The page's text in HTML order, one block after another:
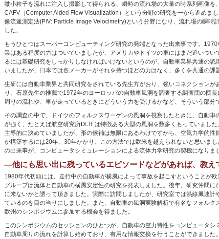
微小粒子を流れに注入し撮影して得られる、瞬時の流れ場の大量の時系列画像を
CAFV（Computer Aided Flow Visualization）という分野の研究を一から進めま
像流速測定法(PIV: Particle Image Velocimetry)という分野になり、流れ場の瞬時
した。
もうひとつはスーパーコンピューティング研究の発端となった出来事です。
業はある程度の力はついていましたが、アメリカやドイツの車にはまだ追いつい
るには基礎研究をしっかりしなければいけないというのが、自動車業界共通の
いましたが、日本では各メーカーがそれを持つほどの力はなく、多くを共通の
生研には自動車業界と共同研究をされている先生方がおり、強いコネクション
り、石原先生の推薦で1972年のヨーロッパの自動車風洞を調査する調査団の団
周りの流れや、車が走っているときにどういう力を受けるかなど、そういう部分
その調査の中で、ドイツのフォルクスワーゲンの風洞を視察したときに、自動
が強く、たとえば航空研究所DLR は特徴ある大型の風洞を数多くもっていまし
主導的に決めていましたが、形の候補は無限にあるわけですから、空気力学的
が構築するには20年、30年かかり、この方法では欧米を越えられないと思いま
の出来事が、コンピュータシミュレーションによる流体力学研究の契機になりま
―他にも思い出に残っているエピソードなどがあれば、教え
1980年代初頭には、走行中の自動車が横風によって事故を起こすということが
グループは流体と自動車の横風安定性の研究を発表しました。後年、研究仲間
に来ないかと誘って頂きました。実際に訪問しましたが、研究室では熱線風速
ているのを目の当りにしました。また、自動車の風洞実験解析で有名なフォル
欧州のシンポジウムに参加する機会を得ました。
このシンポジウムのセッションのひとつが、自動車の空力特性をコンピュータ
自動車周りの流れを計算し始めており、有用な情報交換を行うことができまし